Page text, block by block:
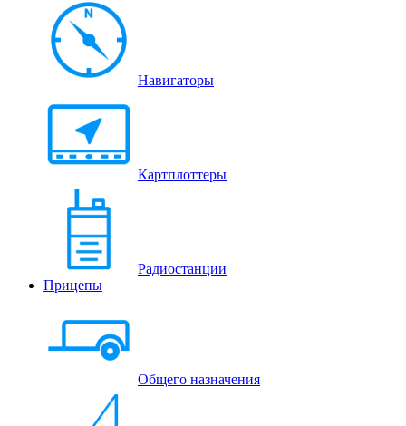
Навигаторы
Картплоттеры
Радиостанции
Прицепы
Общего назначения